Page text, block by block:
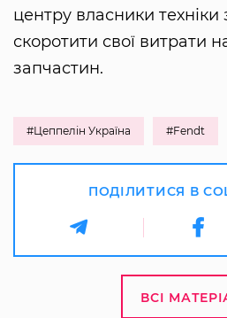
центру власники
скоротити свої витрати
запчастин.
#Цеппелін Україна #Fendt
ПОДІЛИТИСЯ В
ВСІ